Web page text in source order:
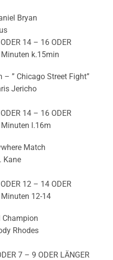
Bryan
14 – 16 ODER
Minuten k.15min
– ” Chicago Street Fight”
Jericho
14 – 16 ODER
Minuten l.16m
Match
Kane
12 – 14 ODER
12-14
Champion
Rhodes
7 – 9 ODER LÄNGER